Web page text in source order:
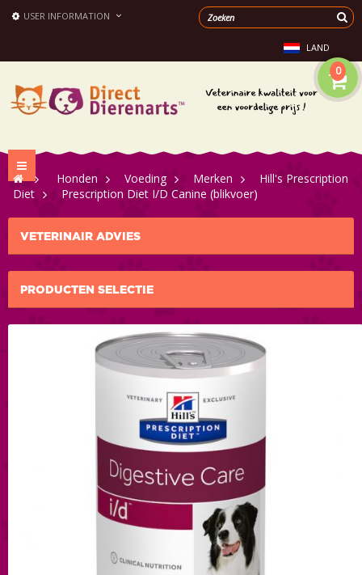
USER INFORMATION
LAND
0
Toggle
navigation
> Honden > Voeding > Merken >
Hill's Prescription
Diet > Prescription Diet I/D Canine (blikvoer)
VETERINAIR ADVIES
PRODUCTEN SELECTIE